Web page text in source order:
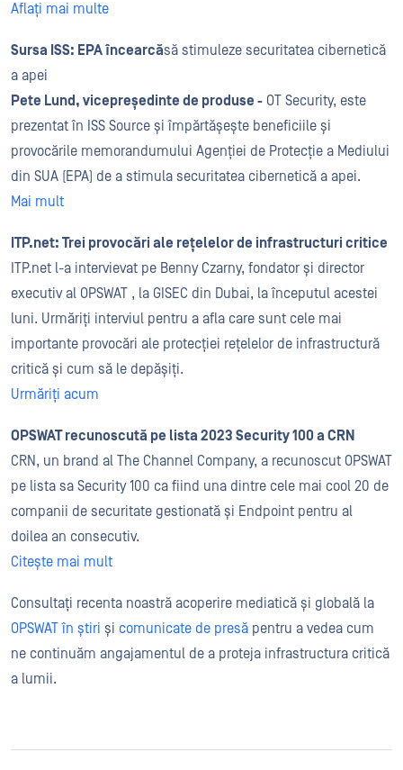
Aflați mai multe
Sursa ISS: EPA încearcăsă stimuleze securitatea cibernetică
a apei
Pete Lund, vicepreședinte de produse - OT Security, este
prezentat în ISS Source și împărtășește beneficiile și
provocările memorandumului Agenției de Protecție a Mediului
din SUA (EPA) de a stimula securitatea cibernetică a apei.
Mai mult
ITP.net: Trei provocări ale rețelelor de infrastructuri critice
ITP.net l-a intervievat pe Benny Czarny, fondator și director
executiv al OPSWAT , la GISEC din Dubai, la începutul acestei
luni. Urmăriți interviul pentru a afla care sunt cele mai
importante provocări ale protecției rețelelor de infrastructură
critică și cum să le depășiți.
Urmăriți acum
OPSWAT recunoscută pe lista 2023 Security 100 a CRN
CRN, un brand al The Channel Company, a recunoscut OPSWAT
pe lista sa Security 100 ca fiind una dintre cele mai cool 20 de
companii de securitate gestionată și Endpoint pentru al
doilea an consecutiv.
Citește mai mult
Consultați recenta noastră acoperire mediatică și globală la
OPSWAT în știri și comunicate de presă pentru a vedea cum
ne continuăm angajamentul de a proteja infrastructura critică
a lumii.